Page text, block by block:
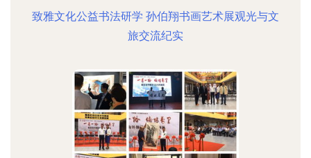
致雅文化公益书法研学 孙伯翔书画艺术展观光与文
旅交流纪实